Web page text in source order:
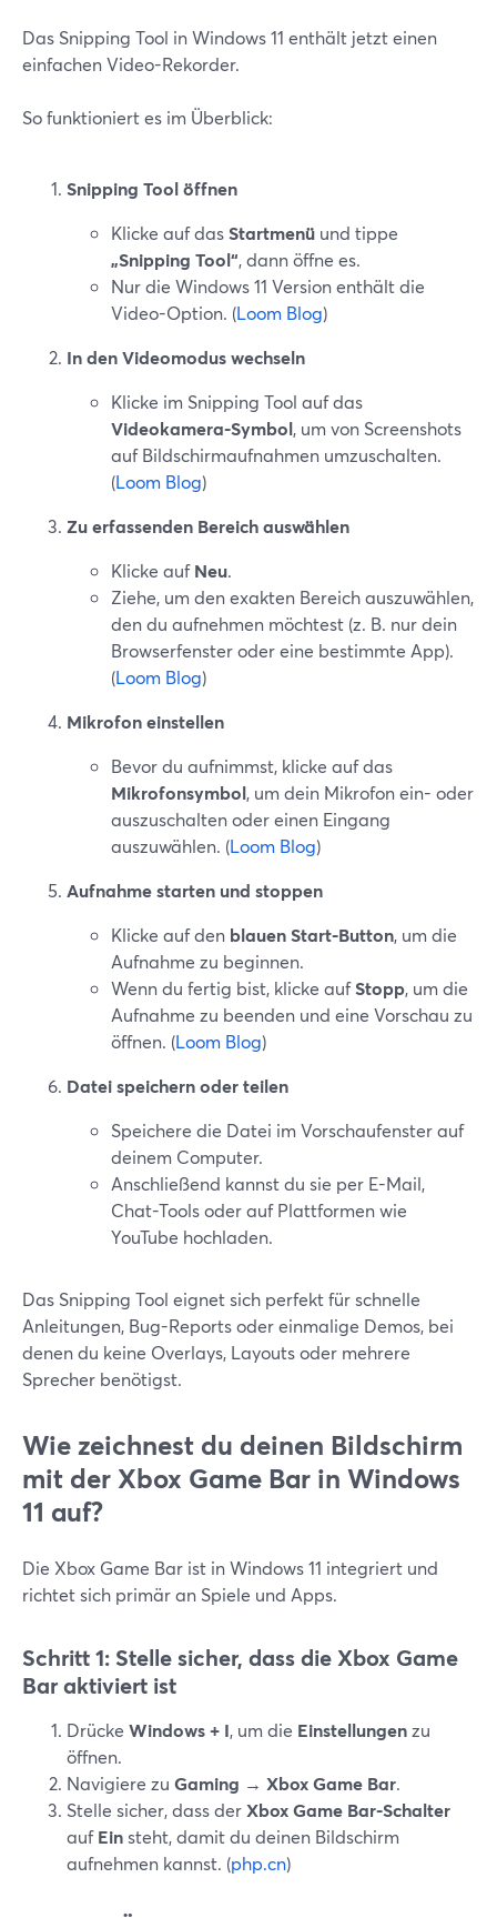
Das Snipping Tool in Windows 11 enthält jetzt einen
einfachen Video-Rekorder.
So funktioniert es im Überblick:
Snipping Tool öffnen
Klicke auf dasStartmenü und tippe
„Snipping Tool“, dann öffne es.
Nur die Windows 11 Version enthält die
Video-Option. (Loom Blog)
In den Videomodus wechseln
Klicke im Snipping Tool auf das
Videokamera-Symbol, um von Screenshots
auf Bildschirmaufnahmen umzuschalten.
(Loom Blog)
Zu erfassenden Bereich auswählen
Klicke aufNeu.
Ziehe, um den exakten Bereich auszuwählen,
den du aufnehmen möchtest (z. B. nur dein
Browserfenster oder eine bestimmte App).
(Loom Blog)
Mikrofon einstellen
Bevor du aufnimmst, klicke auf das
Mikrofonsymbol, um dein Mikrofon ein- oder
auszuschalten oder einen Eingang
auszuwählen. (Loom Blog)
Aufnahme starten und stoppen
Klicke auf den blauen Start-Button, um die
Aufnahme zu beginnen.
Wenn du fertig bist, klicke aufStopp, um die
Aufnahme zu beenden und eine Vorschau zu
öffnen. (Loom Blog)
Datei speichern oder teilen
Speichere die Datei im Vorschaufenster auf
deinem Computer.
Anschließend kannst du sie per E-Mail,
Chat-Tools oder auf Plattformen wie
YouTube hochladen.
Das Snipping Tool eignet sich perfekt für schnelle
Anleitungen, Bug-Reports oder einmalige Demos, bei
denen du keine Overlays, Layouts oder mehrere
Sprecher benötigst.
Wie zeichnest du deinen Bildschirm
mit der Xbox Game Bar in Windows
11 auf?
Die Xbox Game Bar ist in Windows 11 integriert und
richtet sich primär an Spiele und Apps.
Schritt 1: Stelle sicher, dass die Xbox Game
Bar aktiviert ist
Drücke Windows + I, um die Einstellungenzu
öffnen.
Navigiere zu Gaming → Xbox Game Bar.
Stelle sicher, dass derXbox Game Bar-Schalter
aufEinsteht, damit du deinen Bildschirm
aufnehmen kannst. (php.cn)